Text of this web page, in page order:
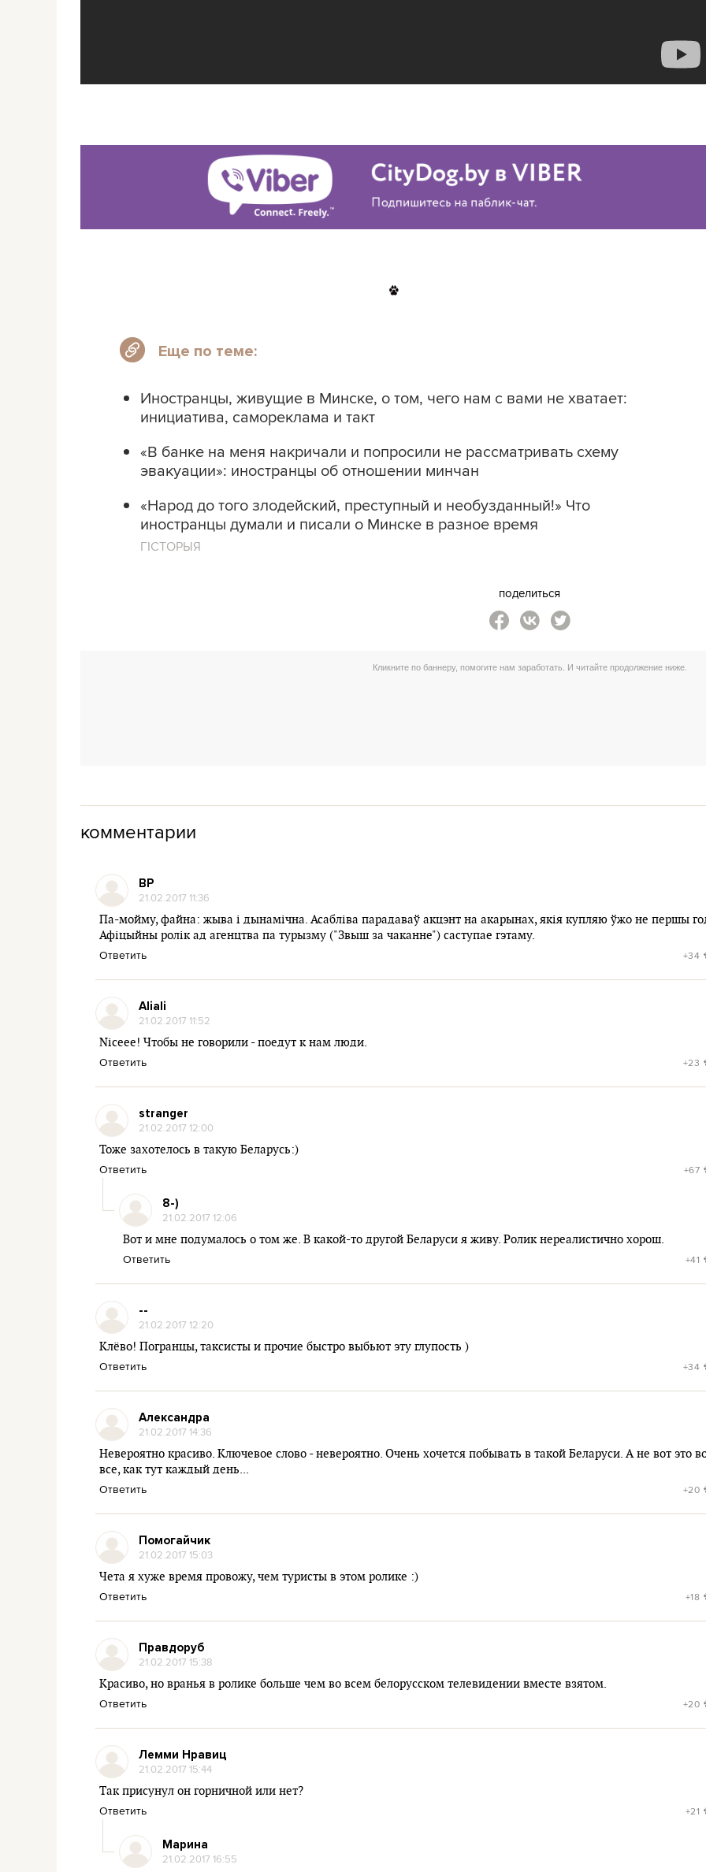
Еще по теме:
Иностранцы, живущие в Минске, о том, чего нам с вами не хватает:
инициатива, самореклама и такт
«В банке на меня накричали и попросили не рассматривать схему
эвакуации»: иностранцы об отношении минчан
«Народ до того злодейский, преступный и необузданный!» Что
иностранцы думали и писали о Минске в разное время
ГІСТОРЫЯ
поделиться
комментарии
ВР
21.02.2017 11:36
Па-мойму, файна: жыва і дынамічна. Асабліва парадаваў акцэнт на акарынах, якія купляю ўжо не першы
Афіцыйны ролік ад агенцтва па турызму ("Звыш за чаканне") саступае гэтаму.
Ответить +34
Aliali
21.02.2017 11:52
Niceee! Чтобы не говорили - поедут к нам люди.
Ответить +23
stranger
21.02.2017 12:00
Тоже захотелось в такую Беларусь:)
Ответить +67
8-)
21.02.2017 12:06
Вот и мне подумалось о том же. В какой-то другой Беларуси я живу. Ролик нереалистично хорош.
Ответить +41
--
21.02.2017 12:20
Клёво! Погранцы, таксисты и прочие быстро выбьют эту глупость )
Ответить +34
Александра
21.02.2017 14:36
Невероятно красиво. Ключевое слово - невероятно. Очень хочется побывать в такой Беларуси. А не вот это
все, как тут каждый день...
Ответить +20
Помогайчик
21.02.2017 15:03
Чета я хуже время провожу, чем туристы в этом ролике :)
Ответить +18
Правдоруб
21.02.2017 15:38
Красиво, но вранья в ролике больше чем во всем белорусском телевидении вместе взятом.
Ответить +20
Лемми Нравиц
21.02.2017 15:44
Так присунул он горничной или нет?
Ответить +21
Марина
21.02.2017 16:55